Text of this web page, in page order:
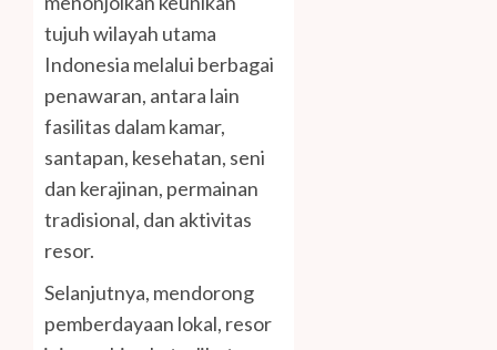
tujuh wilayah utama
Indonesia melalui berbagai
penawaran, antara lain
fasilitas dalam kamar,
santapan, kesehatan, seni
dan kerajinan, permainan
tradisional, dan aktivitas
resor.
Selanjutnya, mendorong
pemberdayaan lokal, resor